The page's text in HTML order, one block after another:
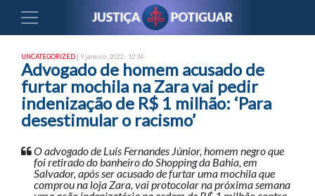
UNCATEGORIZED| 9 janeiro, 2022 - 12:34
Advogado de homem acusado de
furtar mochila na Zara vai pedir
indenização de R$ 1 milhão: ‘Para
desestimular o racismo’
O advogado de Luís Fernandes Júnior, homem negro que
foi retirado do banheiro do Shopping da Bahia, em
Salvador, após ser acusado de furtar uma mochila que
comprou na loja Zara, vai protocolar na próxima semana